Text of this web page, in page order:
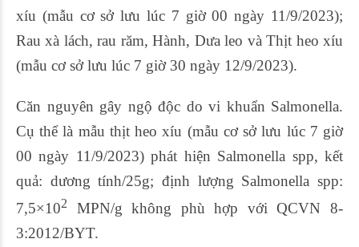
xíu (mẫu cơ sở lưu lúc 7 giờ 00 ngày 11/9/2023);
Rau xà lách, rau răm, Hành, Dưa leo và Thịt heo xíu
(mẫu cơ sở lưu lúc 7 giờ 30 ngày 12/9/2023).
Căn nguyên gây ngộ độc do vi khuẩn Salmonella.
Cụ thể là mẫu thịt heo xíu (mẫu cơ sở lưu lúc 7 giờ
00 ngày 11/9/2023) phát hiện Salmonella spp, kết
quả: dương tính/25g; định lượng Salmonella spp:
7,5×102
MPN/g không phù hợp với QCVN 8-
3:2012/BYT.